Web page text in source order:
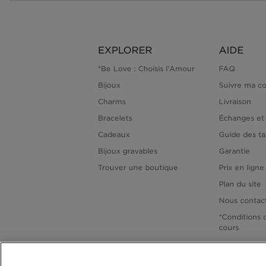
EXPLORER
*Be Love : Choisis l'Amour
Bijoux
Charms
Bracelets
Cadeaux
Bijoux gravables
Trouver une boutique
AIDE
FAQ
Suivre ma
Livraison
Échanges
Guide des
Garantie
Prix en
Plan du site
Nous
*Conditions
cours